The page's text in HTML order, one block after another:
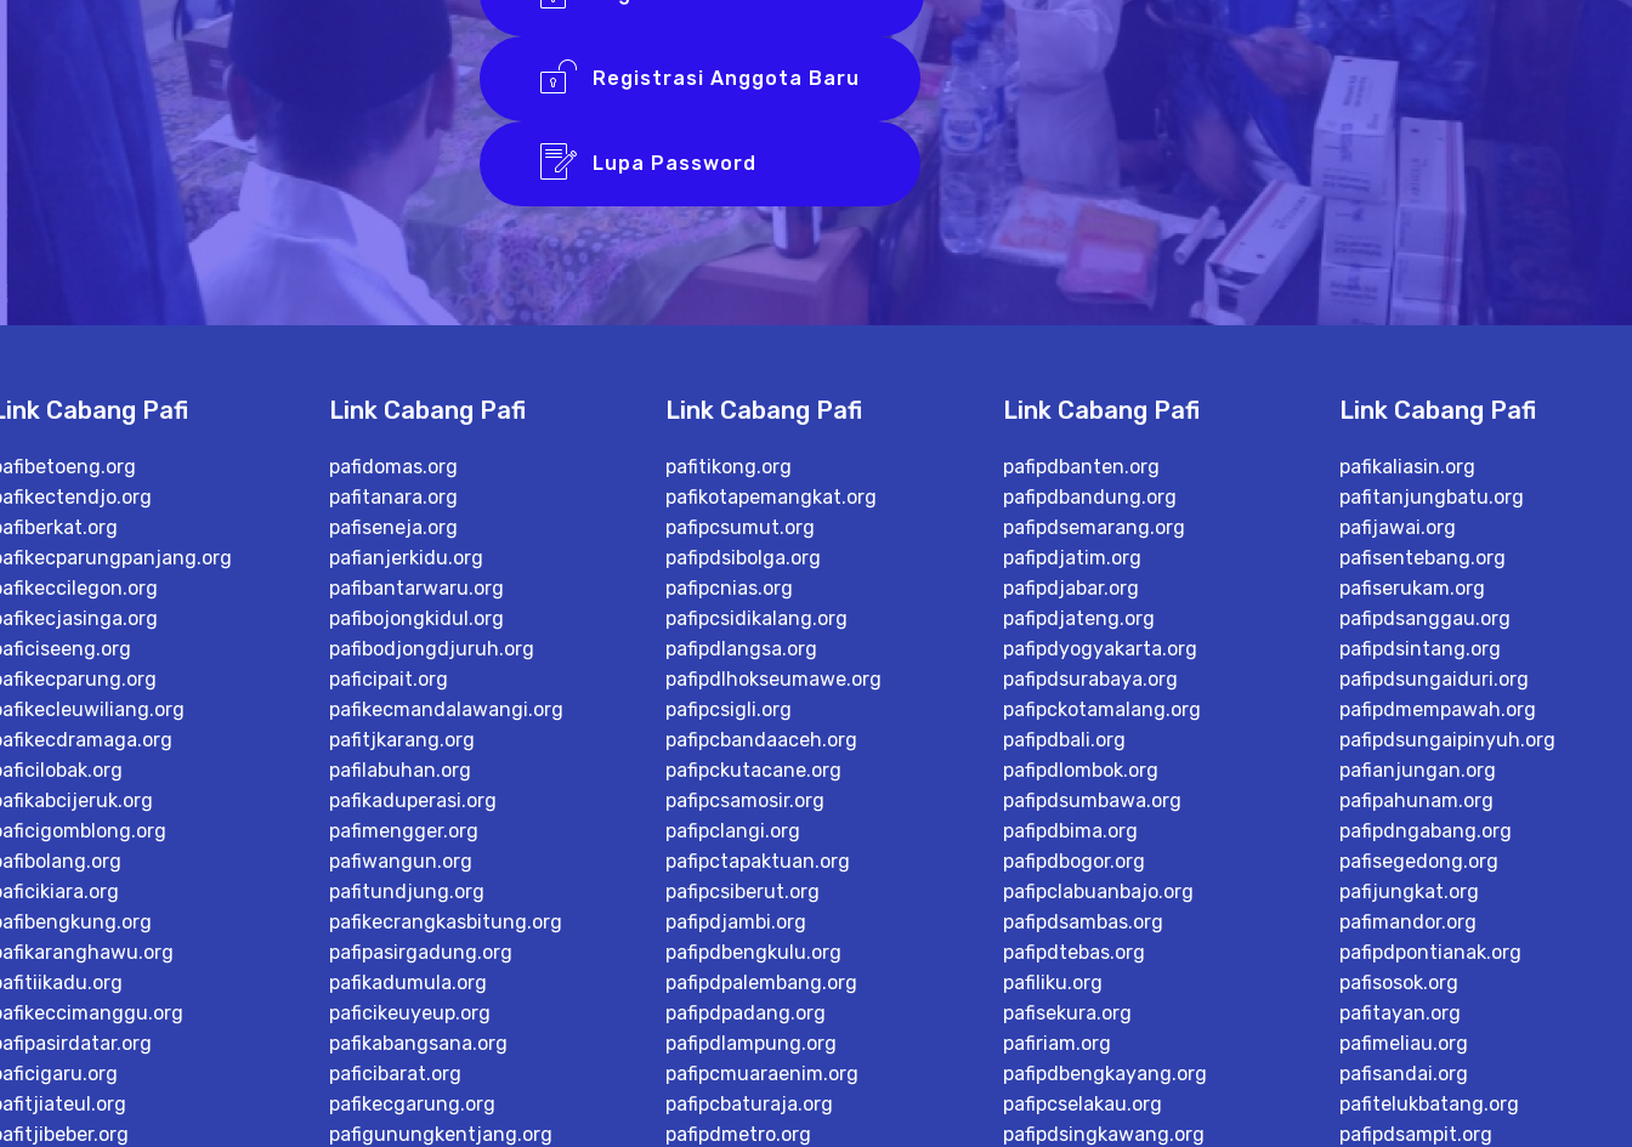
Registrasi Anggota Baru
Lupa Password
Cabang Pafi Link Cabang Pafi
pafidomas.org
pafitanara.org
pafiseneja.org
pafianjerkidu.org
pafibantarwaru.org
pafibojongkidul.org
pafibodjongdjuruh.org
paficipait.org
pafikecmandalawangi.org
pafitjkarang.org
pafilabuhan.org
pafikaduperasi.org
pafimengger.org
pafiwangun.org
pafitundjung.org
pafikecrangkasbitung.org
pafipasirgadung.org
pafikadumula.org
paficikeuyeup.org
pafikabangsana.org
paficibarat.org
pafikecgarung.org
pafigunungkentjang.org
Link Cabang Pafi
pafitikong.org
pafikotapemangkat.org
pafipcsumut.org
pafipdsibolga.org
pafipcnias.org
pafipcsidikalang.org
pafipdlangsa.org
pafipdlhokseumawe.org
pafipcsigli.org
pafipcbandaaceh.org
pafipckutacane.org
pafipcsamosir.org
pafipclangi.org
pafipctapaktuan.org
pafipcsiberut.org
pafipdjambi.org
pafipdbengkulu.org
pafipdpalembang.org
pafipdpadang.org
pafipdlampung.org
pafipcmuaraenim.org
pafipcbaturaja.org
pafipdmetro.org
Link Cabang Pafi
pafipdbanten.org
pafipdbandung.org
pafipdsemarang.org
pafipdjatim.org
pafipdjabar.org
pafipdjateng.org
pafipdyogyakarta.org
pafipdsurabaya.org
pafipckotamalang.org
pafipdbali.org
pafipdlombok.org
pafipdsumbawa.org
pafipdbima.org
pafipdbogor.org
pafipclabuanbajo.org
pafipdsambas.org
pafipdtebas.org
pafiliku.org
pafisekura.org
pafiriam.org
pafipdbengkayang.org
pafipcselakau.org
pafipdsingkawang.org
Link Cabang Pafi
pafikaliasin.org
pafitanjungbatu.org
pafijawai.org
pafisentebang.org
pafiserukam.org
pafipdsanggau.org
pafipdsintang.org
pafipdsungaiduri.org
pafipdmempawah.org
pafipdsungaipinyuh.org
pafianjungan.org
pafipahunam.org
pafipdngabang.org
pafisegedong.org
pafijungkat.org
pafimandor.org
pafipdpontianak.org
pafisosok.org
pafitayan.org
pafimeliau.org
pafisandai.org
pafitelukbatang.org
pafipdsampit.org